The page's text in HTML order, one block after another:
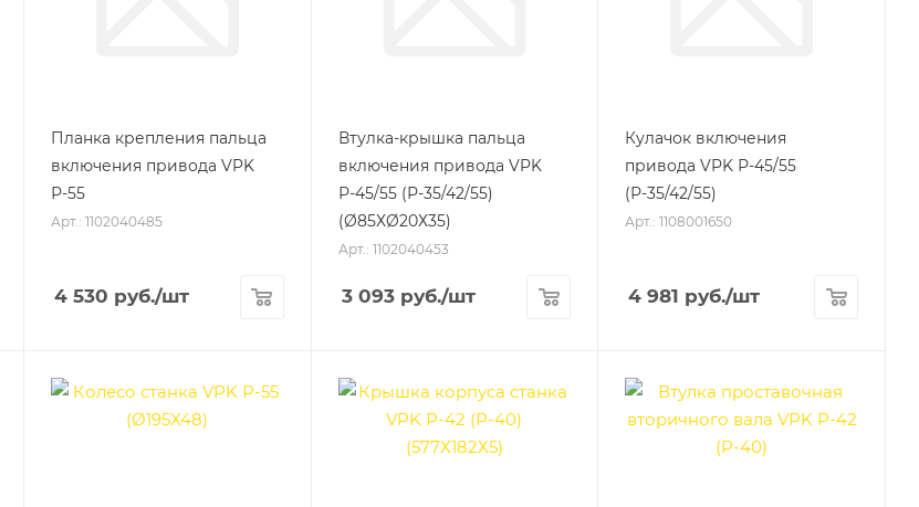
Планка крепления пальца
включения привода VPK
Р-55
Арт.: 1102040485
4 530 руб./шт
Втулка-крышка пальца
включения привода VPK
Р-45/55 (Р-35/42/55)
(Ø85ХØ20Х35)
Арт.: 1102040453
3 093руб./шт
Кулачок включения
привода VPK Р-45/55
(Р-35/42/55)
Арт.: 1108001650
4 981 руб./шт